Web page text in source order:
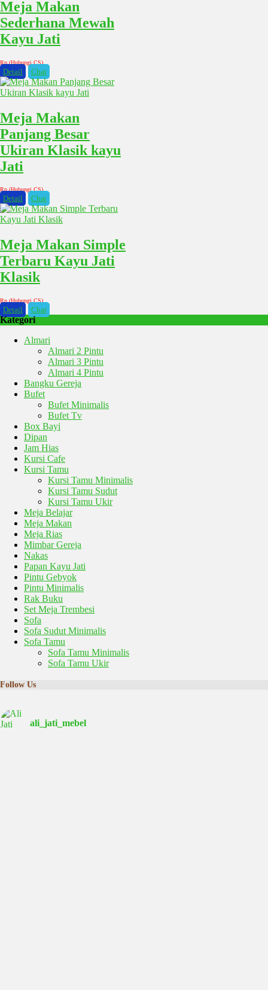
Meja Makan
Sederhana Mewah
Kayu Jati
Rp (Hubungi CS)
Detail Chat
Meja Makan
Panjang Besar
Ukiran Klasik kayu
Jati
Rp (Hubungi CS)
Detail Chat
Meja Makan Simple
Terbaru Kayu Jati
Klasik
Rp (Hubungi CS)
Detail Chat
Kategori
Almari
Almari 2 Pintu
Almari 3 Pintu
Almari 4 Pintu
Bangku Gereja
Bufet
Bufet Minimalis
Bufet Tv
Box Bayi
Dipan
Jam Hias
Kursi Cafe
Kursi Tamu
Kursi Tamu Minimalis
Kursi Tamu Sudut
Kursi Tamu Ukir
Meja Belajar
Meja Makan
Meja Rias
Mimbar Gereja
Nakas
Papan Kayu Jati
Pintu Gebyok
Pintu Minimalis
Rak Buku
Set Meja Trembesi
Sofa
Sofa Sudut Minimalis
Sofa Tamu
Sofa Tamu Minimalis
Sofa Tamu Ukir
Follow Us
ali_jati_mebel